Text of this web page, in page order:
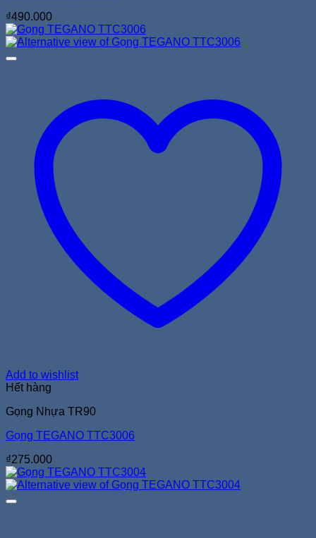
₫490.000
Add to wishlist
Hết hàng
Gọng Nhựa TR90
Gọng TEGANO TTC3006
₫275.000